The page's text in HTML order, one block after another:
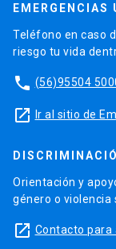
EMERGENCIAS
Teléfono en caso
riesgo tu vida
phone (56)95504
launch Ir al sitio de
Orientación y
género o violencia
launch Contacto para